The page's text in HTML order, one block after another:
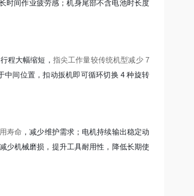
时间作业疲劳感；机身尾部不含电池时长度
程大幅缩短， 指尖工作量较传统机型减少 7
间位置，扣动扳机即可循环切换 4 种旋转
寿命 ，减少维护需求；电机持续输出稳定动
少机械磨损，提升工具耐用性，降低长期使